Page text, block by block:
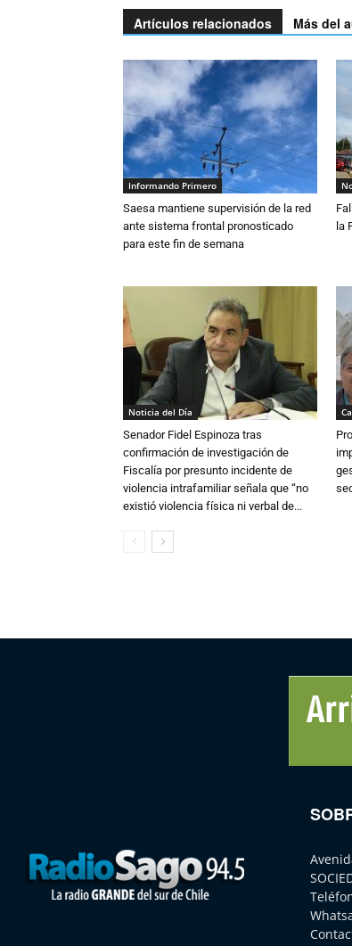
Artículos relacionados Más del
Informando Primero
Saesa mantiene supervisión de la red
ante sistema frontal pronosticado
para este fin de semana
la
Noticia del Día
Senador Fidel Espinoza tras
confirmación de investigación de
Fiscalía por presunto incidente de
violencia intrafamiliar señala que “no
existió violencia física ni verbal de...